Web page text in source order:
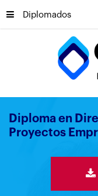
Diplomados
Diploma en
Proyectos